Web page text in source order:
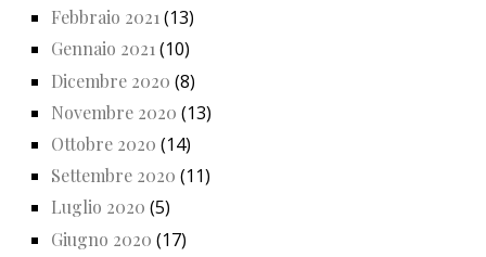
Febbraio 2021(13)
Gennaio 2021(10)
Dicembre 2020 (8)
Novembre 2020 (13)
Ottobre 2020 (14)
Settembre 2020 (11)
Luglio 2020 (5)
Giugno 2020 (17)